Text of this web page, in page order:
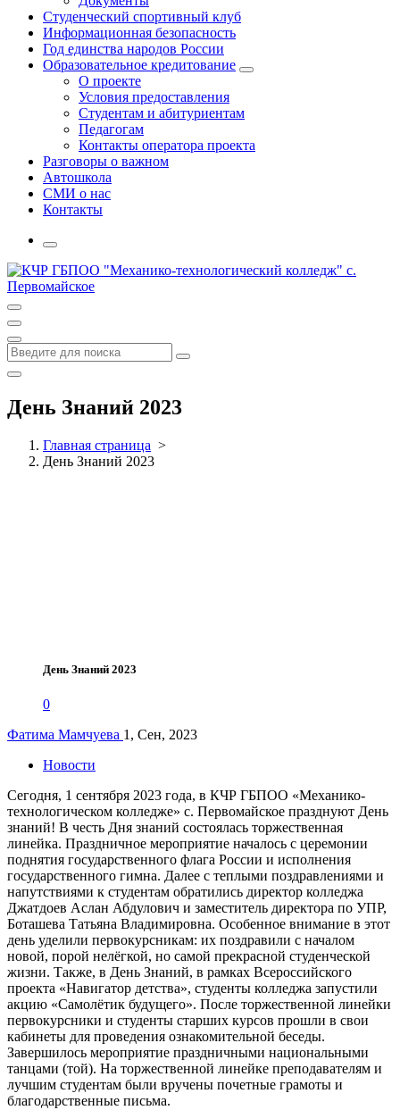
Студенческий спортивный клуб
Информационная безопасность
Год единства народов России
Образовательное кредитование
О проекте
Условия предоставления
Студентам и абитуриентам
Педагогам
Контакты оператора проекта
Разговоры о важном
Автошкола
СМИ о нас
Контакты
День Знаний 2023
Главная страница >
День Знаний 2023
День Знаний 2023
0
Фатима Мамчуева 1, Сен, 2023
Новости
Сегодня, 1 сентября 2023 года, в КЧР ГБПОО «Механико-
технологическом колледже» с. Первомайское празднуют День
знаний! В честь Дня знаний состоялась торжественная
линейка. Праздничное мероприятие началось с церемонии
поднятия государственного флага России и исполнения
государственного гимна. Далее с теплыми поздравлениями и
напутствиями к студентам обратились директор колледжа
Джатдоев Аслан Абдулович и заместитель директора по УПР,
Боташева Татьяна Владимировна. Особенное внимание в этот
день уделили первокурсникам: их поздравили с началом
новой, порой нелёгкой, но самой прекрасной студенческой
жизни. Также, в День Знаний, в рамках Всероссийского
проекта «Навигатор детства», студенты колледжа запустили
акцию «Самолётик будущего». После торжественной линейки
первокурсники и студенты старших курсов прошли в свои
кабинеты для проведения ознакомительной беседы.
Завершилось мероприятие праздничными национальными
танцами (той). На торжественной линейке преподавателям и
лучшим студентам были вручены почетные грамоты и
благодарственные письма.